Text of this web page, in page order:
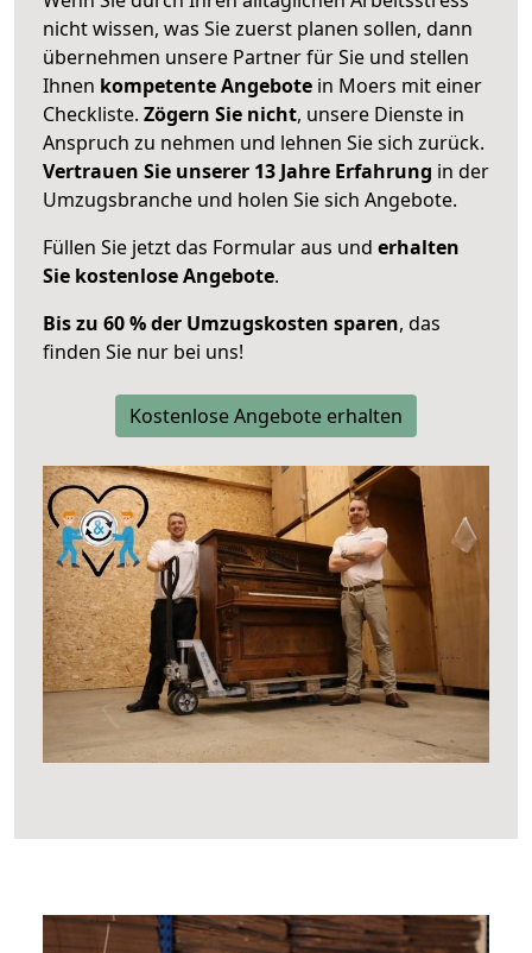
nicht wissen, was Sie zuerst planen sollen, dann
übernehmen unsere Partner für Sie und stellen
Ihnen kompetente Angebote in Moers mit einer
Checkliste. Zögern Sie nicht, unsere Dienste in
Anspruch zu nehmen und lehnen Sie sich zurück.
Vertrauen Sie unserer 13 Jahre Erfahrung in der
Umzugsbranche und holen Sie sich Angebote.
Füllen Sie jetzt das Formular aus und erhalten
Sie kostenlose Angebote.
Bis zu 60 % der Umzugskosten sparen, das
finden Sie nur bei uns!
Kostenlose Angebote erhalten